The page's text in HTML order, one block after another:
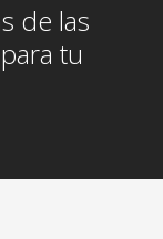
de las
tu